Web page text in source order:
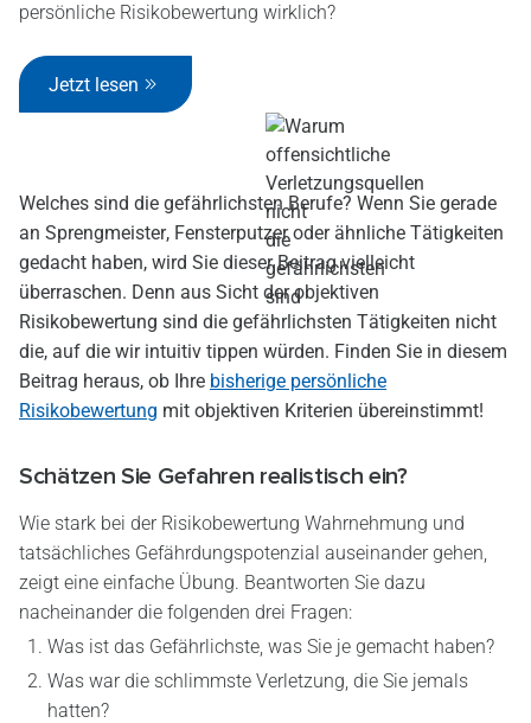
persönliche Risikobewertung wirklich?
Jetzt lesen
Welches sind die gefährlichsten Berufe? Wenn Sie gerade
an Sprengmeister, Fensterputzer oder ähnliche Tätigkeiten
gedacht haben, wird Sie dieser Beitrag vielleicht
überraschen. Denn aus Sicht der objektiven
Risikobewertung sind die gefährlichsten Tätigkeiten nicht
die, auf die wir intuitiv tippen würden. Finden Sie in diesem
Beitrag heraus, ob Ihre bisherige persönliche
Risikobewertung mit objektiven Kriterien übereinstimmt!
Schätzen Sie Gefahren realistisch ein?
Wie stark bei der Risikobewertung Wahrnehmung und
tatsächliches Gefährdungspotenzial auseinander gehen,
zeigt eine einfache Übung. Beantworten Sie dazu
nacheinander die folgenden drei Fragen:
Was ist das Gefährlichste, was Sie je gemacht haben?
Was war die schlimmste Verletzung, die Sie jemals
hatten?